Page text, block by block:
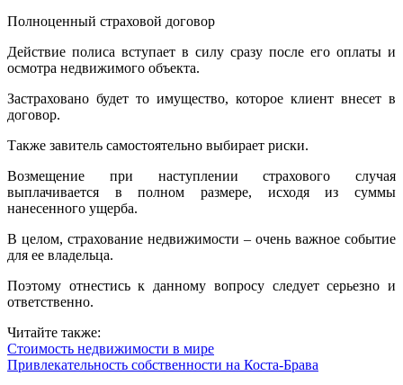
Полноценный страховой договор
Действие полиса вступает в силу сразу после его оплаты и
осмотра недвижимого объекта.
Застраховано будет то имущество, которое клиент внесет в
договор.
Также завитель самостоятельно выбирает риски.
Возмещение при наступлении страхового случая
выплачивается в полном размере, исходя из суммы
нанесенного ущерба.
В целом, страхование недвижимости – очень важное событие
для ее владельца.
Поэтому отнестись к данному вопросу следует серьезно и
ответственно.
Читайте также:
Стоимость недвижимости в мире
Привлекательность собственности на Коста-Брава